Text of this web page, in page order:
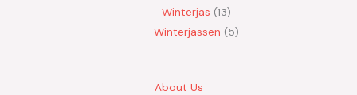
Winterjas 13
Winterjassen
5
About Us